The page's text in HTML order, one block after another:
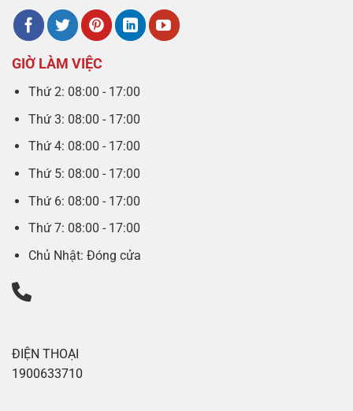
GIỜ LÀM VIỆC
Thứ 2: 08:00 - 17:00
Thứ 3: 08:00 - 17:00
Thứ 4: 08:00 - 17:00
Thứ 5: 08:00 - 17:00
Thứ 6: 08:00 - 17:00
Thứ 7: 08:00 - 17:00
Chủ Nhật: Đóng cửa
ĐIỆN THOẠI
1900633710